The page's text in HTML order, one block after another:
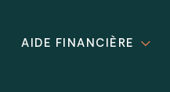
AIDE FINANCIÈRE